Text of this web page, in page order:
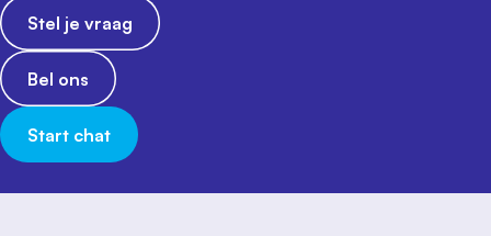
Stel je vraag
Bel ons
Start chat